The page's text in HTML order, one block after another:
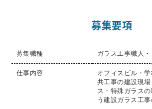
募集要項
募集職種 ガラス工事職人
仕事内容
オフィスビル・
共工事の建設現
ス・特殊ガラス
う建設ガラス工事